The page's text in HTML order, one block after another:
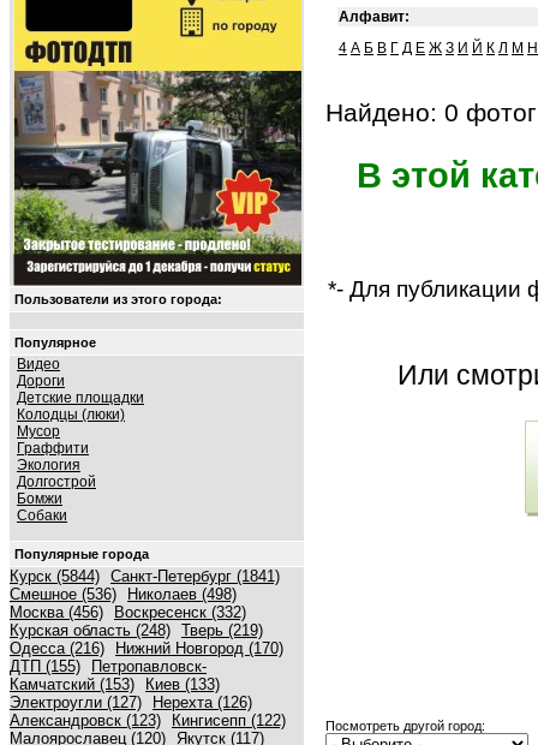
Пользователи из этого города:
Популярное
Видео
Дороги
Детские площадки
Колодцы (люки)
Мусор
Граффити
Экология
Долгострой
Бомжи
Собаки
Популярные города
Курск (5844) Санкт-Петербург (1841)
Смешное (536)
Николаев (498)
Москва (456)
Воскресенск (332)
Курская область (248) Тверь (219)
Одесса (216)
Нижний Новгород (170)
ДТП (155)
Петропавловск-
Камчатский (153)
Киев (133)
Электроугли (127)
Нерехта (126)
Александровск (123)
Кингисепп (122)
Малоярославец (120) Якутск (117)
Алфавит:
4 А Б В Г Д Е Ж З И Й К Л М Н
Найдено: 0
В этой
*- Для публикации
Или
Посмотреть другой город: